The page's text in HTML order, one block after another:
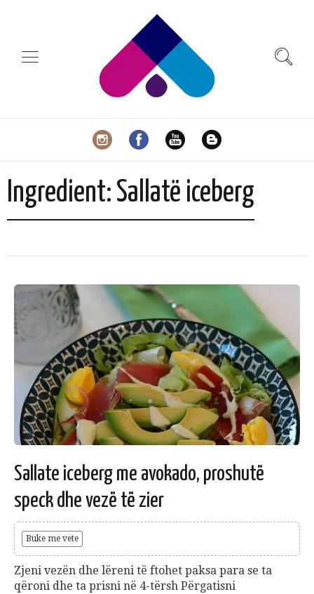
Ingredient: Sallatë iceberg
Sallate iceberg me avokado, proshutë
speck dhe vezë të zier
Buke me vete
Zjeni vezën dhe lëreni të ftohet paksa para se ta
qëroni dhe ta prisni në 4-tërsh Përgatisni